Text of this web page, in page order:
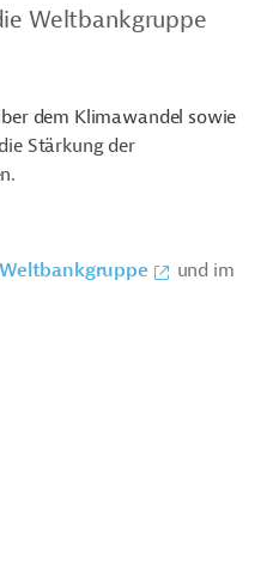
Weltbankgruppe
dem Klimawandel sowie
Stärkung der
und im